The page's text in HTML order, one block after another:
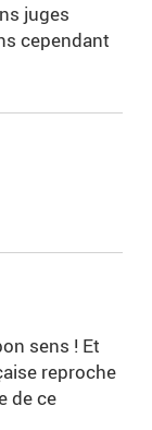
juges
cependant
sens ! Et
reproche
de ce